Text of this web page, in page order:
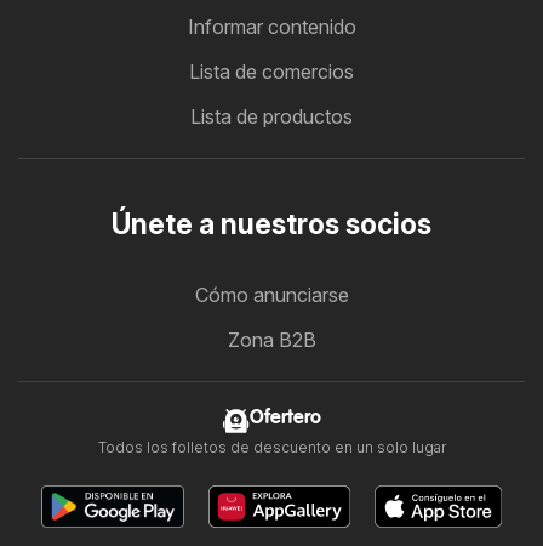
Informar contenido
Lista de comercios
Lista de productos
Únete a nuestros socios
Cómo anunciarse
Zona B2B
Ofertero
Todos los folletos de descuento en un solo lugar